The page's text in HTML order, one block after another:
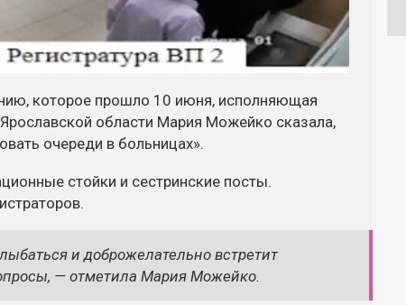
которое прошло 10 июня, исполняющая
области Мария Можейко сказала,
очереди в больницах».
стойки и сестринские посты.
и доброжелательно встретит
— отметила Мария Можейко.